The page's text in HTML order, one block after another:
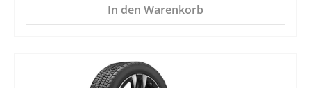
In den Warenkorb